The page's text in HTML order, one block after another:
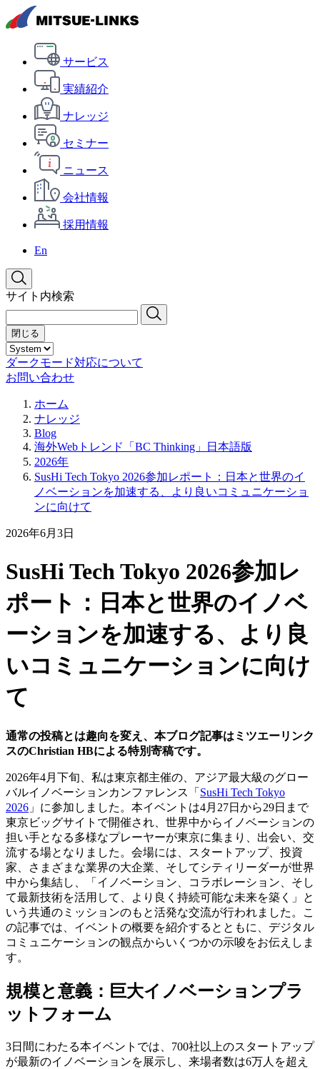
サービス
実績紹介
ナレッジ
セミナー
ニュース
会社情報
採用情報
En
サイト内検索
閉じる
ダークモード対応について
お問い合わせ
ホーム
ナレッジ
Blog
海外Webトレンド「BC Thinking」日本語版
2026年
SusHi Tech Tokyo 2026参加レポート：日本と世界のイ
ノベーションを加速する、より良いコミュニケーショ
ンに向けて
2026年6月3日
SusHi Tech Tokyo 2026参加レ
ポート：日本と世界のイノベ
ーションを加速する、より良
いコミュニケーションに向け
て
通常の投稿とは趣向を変え、本ブログ記事はミツエーリンク
スのChristian HBによる特別寄稿です。
2026年4月下旬、私は東京都主催の、アジア最大級のグロー
バルイノベーションカンファレンス「 SusHi Tech Tokyo
2026 」に参加しました。本イベントは4月27日から29日まで
東京ビッグサイトで開催され、世界中からイノベーションの
担い手となる多様なプレーヤーが東京に集まり、出会い、交
流する場となりました。会場には、スタートアップ、投資
家、さまざまな業界の大企業、そしてシティリーダーが世界
中から集結し、「イノベーション、コラボレーション、そし
て最新技術を活用して、より良く持続可能な未来を築く」と
いう共通のミッションのもと活発な交流が行われました。こ
の記事では、イベントの概要を紹介するとともに、デジタル
コミュニケーションの観点からいくつかの示唆をお伝えしま
す。
規模と意義：巨大イノベーションプラ
ットフォーム
3日間にわたる本イベントでは、700社以上のスタートアップ
が最新のイノベーションを展示し、来場者数は6万人を超え